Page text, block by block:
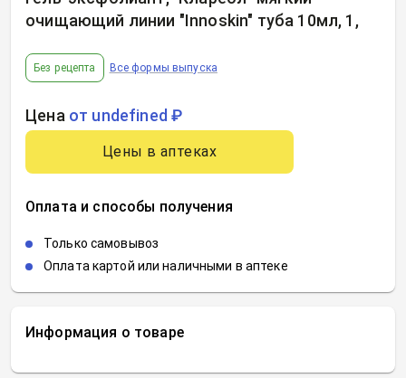
Информация о товаре
очищающий линии "Innoskin" туба 10мл, 1 ,
Без рецепта Все формы выпуска
Цена от undefined ₽
Цены в аптеках
Оплата и способы получения
Только самовывоз
Оплата картой или наличными в аптеке